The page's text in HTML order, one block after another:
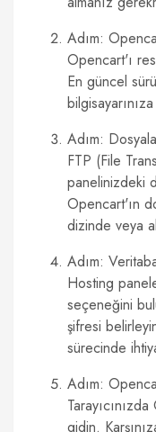
Adım:
Opencart'ı
En güncel
Adım:
FTP (File
panelinizdeki
Opencart'ın
dizinde veya
Adım:
Hosting
seçeneğini
şifresi
sürecinde
Adım:
gidin.